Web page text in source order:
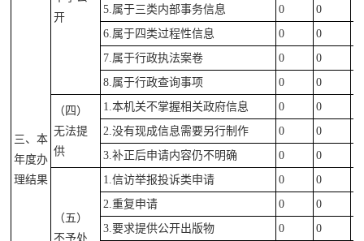
三、本
年度办
理结果
开
5.属于三类内部事务信息
0 0
6.属于四类过程性信息
0 0
7.属于行政执法案卷
0 0
8.属于行政查询事项
0 0
（四）
无法提
供
1.本机关不掌握相关政府信息 0 0
2.没有现成信息需要另行制作
0 0
3.补正后申请内容仍不明确
0 0
（五）
不予处
1.信访举报投诉类申请 0 0
2.重复申请
0 0
3.要求提供公开出版物
0 0